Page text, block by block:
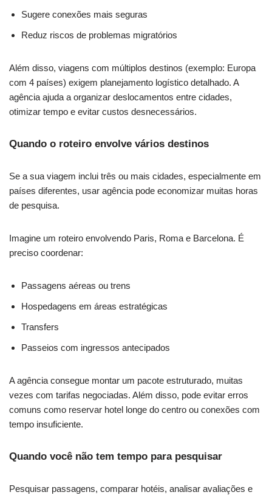
Sugere conexões mais seguras
Reduz riscos de problemas migratórios
Além disso, viagens com múltiplos destinos (exemplo: Europa
com 4 países) exigem planejamento logístico detalhado. A
agência ajuda a organizar deslocamentos entre cidades,
otimizar tempo e evitar custos desnecessários.
Quando o roteiro envolve vários destinos
Se a sua viagem inclui três ou mais cidades, especialmente em
países diferentes, usar agência pode economizar muitas horas
de pesquisa.
Imagine um roteiro envolvendo Paris, Roma e Barcelona. É
preciso coordenar:
Passagens aéreas ou trens
Hospedagens em áreas estratégicas
Transfers
Passeios com ingressos antecipados
A agência consegue montar um pacote estruturado, muitas
vezes com tarifas negociadas. Além disso, pode evitar erros
comuns como reservar hotel longe do centro ou conexões com
tempo insuficiente.
Quando você não tem tempo para pesquisar
Pesquisar passagens, comparar hotéis, analisar avaliações e